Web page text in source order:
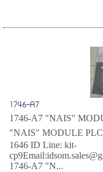
1746-A7
1746-A7 "NAIS"
"NAIS" MODULE
1646 ID Line: kit-
1746-A7 "N...